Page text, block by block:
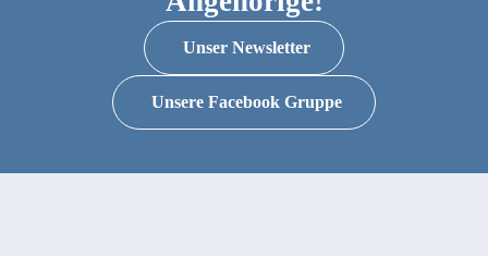
Unser Newsletter
Unsere Facebook Gruppe